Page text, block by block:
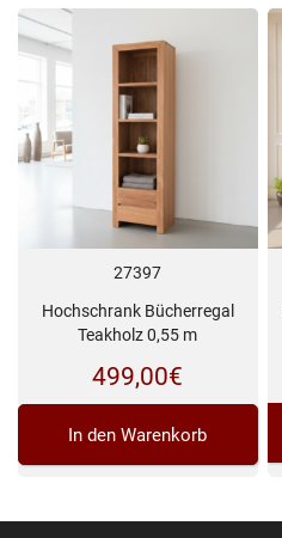
27397
Hochschrank Bücherregal
Teakholz 0,55 m
499,00€
In den Warenkorb